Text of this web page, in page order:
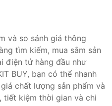
và so sánh giá thông
tìm kiếm, mua sắm sản
điện tử hàng đầu như
BUY, bạn có thể nhanh
chất lượng sản phẩm và
tiết kiệm thời gian và chi